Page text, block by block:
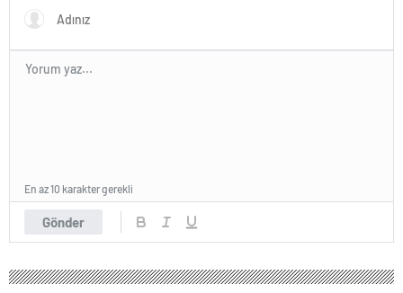
Gönder
En az 10 karakter gerekli